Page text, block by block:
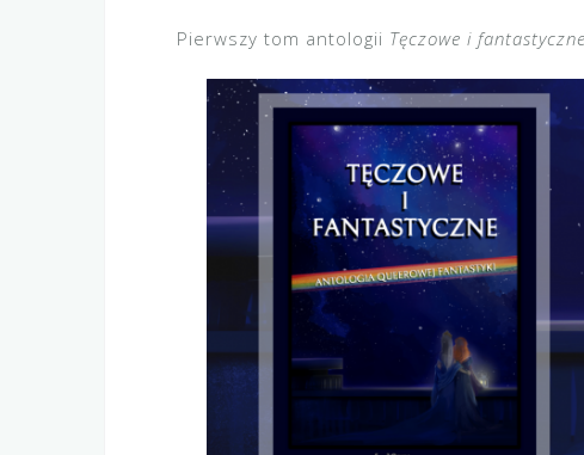
Pierwszy tom antologii Tęczowe i fantastyczne